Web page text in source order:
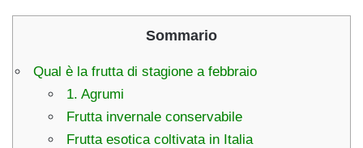
Sommario
Qual è la frutta di stagione a febbraio
1. Agrumi
Frutta invernale conservabile
Frutta esotica coltivata in Italia